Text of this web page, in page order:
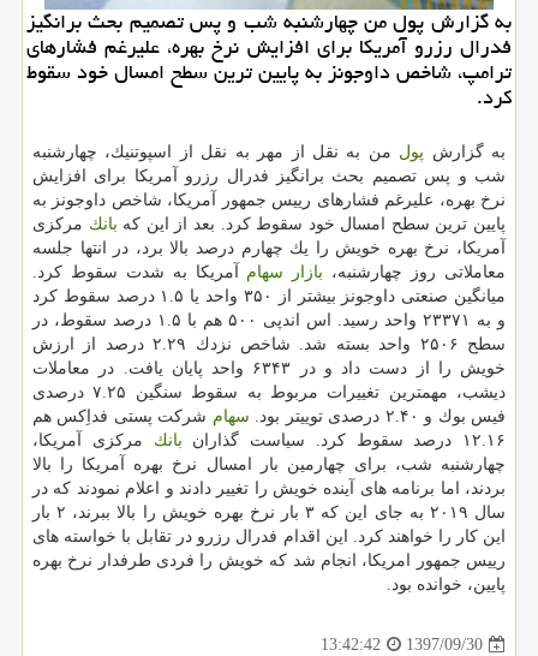
به گزارش پول من چهارشنبه شب و پس تصمیم بحث برانگیز
فدرال رزرو آمریكا برای افزایش نرخ بهره، علیرغم فشارهای
ترامپ، شاخص داوجونز به پایین ترین سطح امسال خود سقوط
كرد.
به گزارش پول من به نقل از مهر به نقل از اسپوتنیك، چهارشنبه
شب و پس تصمیم بحث برانگیز فدرال رزرو آمریكا برای افزایش
نرخ بهره، علیرغم فشارهای رییس جمهور آمریكا، شاخص داوجونز به
پایین ترین سطح امسال خود سقوط كرد. بعد از این كه بانك مركزی
آمریكا، نرخ بهره خویش را یك چهارم درصد بالا برد، در انتها جلسه
معاملاتی روز چهارشنبه، بازار سهام آمریكا به شدت سقوط كرد.
میانگین صنعتی داوجونز بیشتر از ۳۵۰ واحد یا ۱.۵ درصد سقوط كرد
و به ۲۳۳۷۱ واحد رسید. اس اندپی ۵۰۰ هم با ۱.۵ درصد سقوط، در
سطح ۲۵۰۶ واحد بسته شد. شاخص نزدك ۲.۲۹ درصد از ارزش
خویش را از دست داد و در ۶۳۴۳ واحد پایان یافت. در معاملات
دیشب، مهمترین تغییرات مربوط به سقوط سنگین ۷.۲۵ درصدی
فیس بوك و ۲.۴۰ درصدی توییتر بود.
سهام شركت پستی فداِكس هم
۱۲.۱۶ درصد سقوط كرد. سیاست گذاران
بانك مركزی آمریكا،
چهارشنبه شب، برای چهارمین بار امسال نرخ بهره آمریكا را بالا
بردند، اما برنامه های آینده خویش را تغییر دادند و اعلام نمودند كه در
سال ۲۰۱۹ به جای این كه ۳ بار نرخ بهره خویش را بالا ببرند، ۲ بار
این كار را خواهند كرد. این اقدام فدرال رزرو در تقابل با خواسته های
رییس جمهور امریكا، انجام شد كه خویش را فردی طرفدار نرخ بهره
پایین، خوانده بود.
1397/09/30
13:42:42